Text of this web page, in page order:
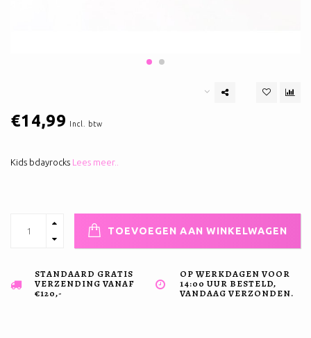
€14,99 Incl. btw
Kids bdayrocks Lees meer..
TOEVOEGEN AAN WINKELWAGEN
STANDAARD GRATIS
VERZENDING VANAF
€120,-
OP WERKDAGEN VOOR
14:00 UUR BESTELD,
VANDAAG VERZONDEN.